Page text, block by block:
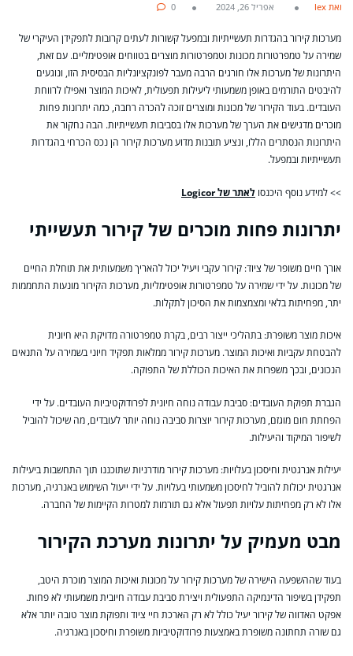
מאת lex אפריל 26, 2024 0
מערכות קירור בהגדרות תעשייתיות ובמפעל קשורות לעתים קרובות לתפקידן העיקרי של
שמירה על טמפרטורות מכונות וטמפרטורות מוצרים בטווחים אופטימליים. עם זאת,
היתרונות של מערכות אלו חורגים הרבה מעבר לפונקציונליות הבסיסית הזו, ונוגעים
להיבטים התורמים באופן משמעותי ליעילות תפעולית, לאיכות המוצר ואפילו לרווחת
העובדים. בעוד הקירור של מכונות ומוצרים זוכה להכרה רחבה, כמה יתרונות פחות
מוכרים מדגישים את הערך של מערכות אלו בסביבות תעשייתיות. הבה נחקור את
היתרונות הנסתרים הללו, ונציע תובנות מדוע מערכות קירור הן נכס הכרחי בהגדרות
תעשייתיות ובמפעל.
>> למידע נוסף היכנסו לאתר של Logicor
יתרונות פחות מוכרים של קירור תעשייתי
אורך חיים משופר של ציוד: קירור עקבי ויעיל יכול להאריך משמעותית את תוחלת החיים
של מכונות. על ידי שמירה על טמפרטורות אופטימליות, מערכות הקירור מונעות התחממות
יתר, מפחיתות בלאי ומצמצמות את הסיכון לתקלות.
איכות מוצר משופרת: בתהליכי ייצור רבים, בקרת טמפרטורה מדויקת היא חיונית
להבטחת עקביות ואיכות המוצר. מערכות קירור ממלאות תפקיד חיוני בשמירה על התנאים
הנכונים, ובכך משפרות את האיכות הכוללת של התפוקה.
הגברת תפוקת העובדים: סביבת עבודה נוחה חיונית לפרודוקטיביות העובדים. על ידי
הפחתת חום מוגזם, מערכות קירור יוצרות סביבה נוחה יותר לעובדים, מה שיכול להוביל
לשיפור המיקוד והיעילות.
יעילות אנרגטית וחיסכון בעלויות: מערכות קירור מודרניות שתוכננו תוך התחשבות ביעילות
אנרגטית יכולות להוביל לחיסכון משמעותי בעלויות. על ידי ייעול השימוש באנרגיה, מערכות
אלו לא רק מפחיתות עלויות תפעול אלא גם תורמות למטרות הקיימות של החברה.
מבט מעמיק על יתרונות מערכת הקירור
בעוד שההשפעה הישירה של מערכות קירור על מכונות ואיכות המוצר מוכרת היטב,
תפקידן בשיפור הדינמיקה התפעולית ויצירת סביבת עבודה חיובית משמעותי לא פחות.
אפקט האדווה של קירור יעיל כולל לא רק הארכת חיי ציוד ותפוקת מוצר טובה יותר אלא
גם שורה תחתונה משופרת באמצעות פרודוקטיביות משופרת וחיסכון באנרגיה.